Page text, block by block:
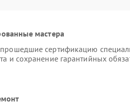
мастера
сертификацию
и сохранение гарантийных